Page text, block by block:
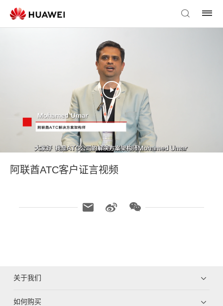
阿联酋ATC客户证言视频
关于我们
如何购买